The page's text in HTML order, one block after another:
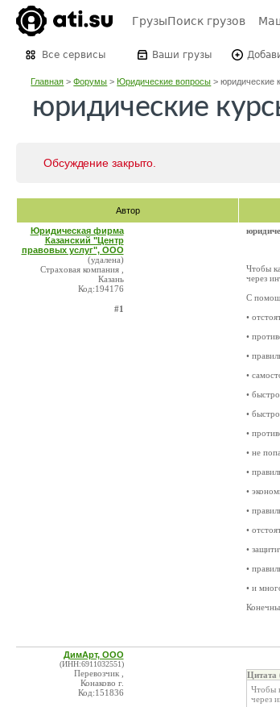
ГрузыПоиск грузов
Все сервисы Ваши грузы
Главная >Форумы >Юридические вопросы >юридические
юридические
Обсуждение закрыто.
Автор
Юридическая фирма
Казанский "Центр
правовых услуг", ООО
(удалена)
Страховая компания ,
Казань
Код:194176
#1
Чтобы
через
С
•
•
•
•
•
•
•
• не
•
•
•
•
•
•
• и
ДимАрт, ООО
(ИНН:6911032551)
Перевозчик ,
Конаково г.
Код:151836
Цитата
Чтобы
через